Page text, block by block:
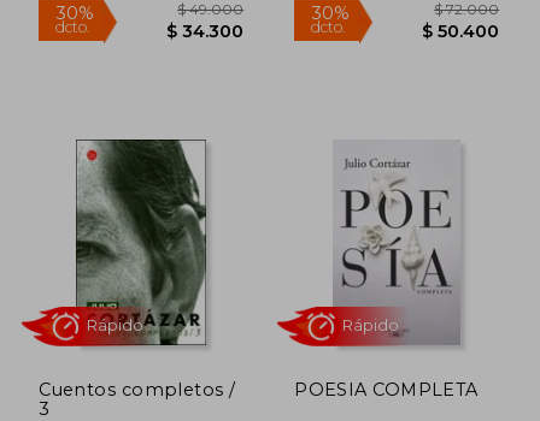
30% $ 49.000 30%
Cuentos completos /
3
POESIA COMPLETA